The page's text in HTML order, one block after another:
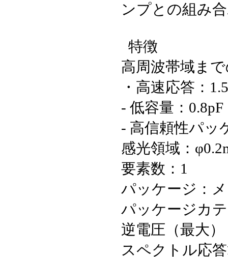
ンプとの組み
特徴
高周波帯域ま
・高速応答：
- 低容量：
- 高信頼性パッ
感光領域：
要素数：1
パッケージ：
パッケージカ
逆電圧（最大）
スペクトル応